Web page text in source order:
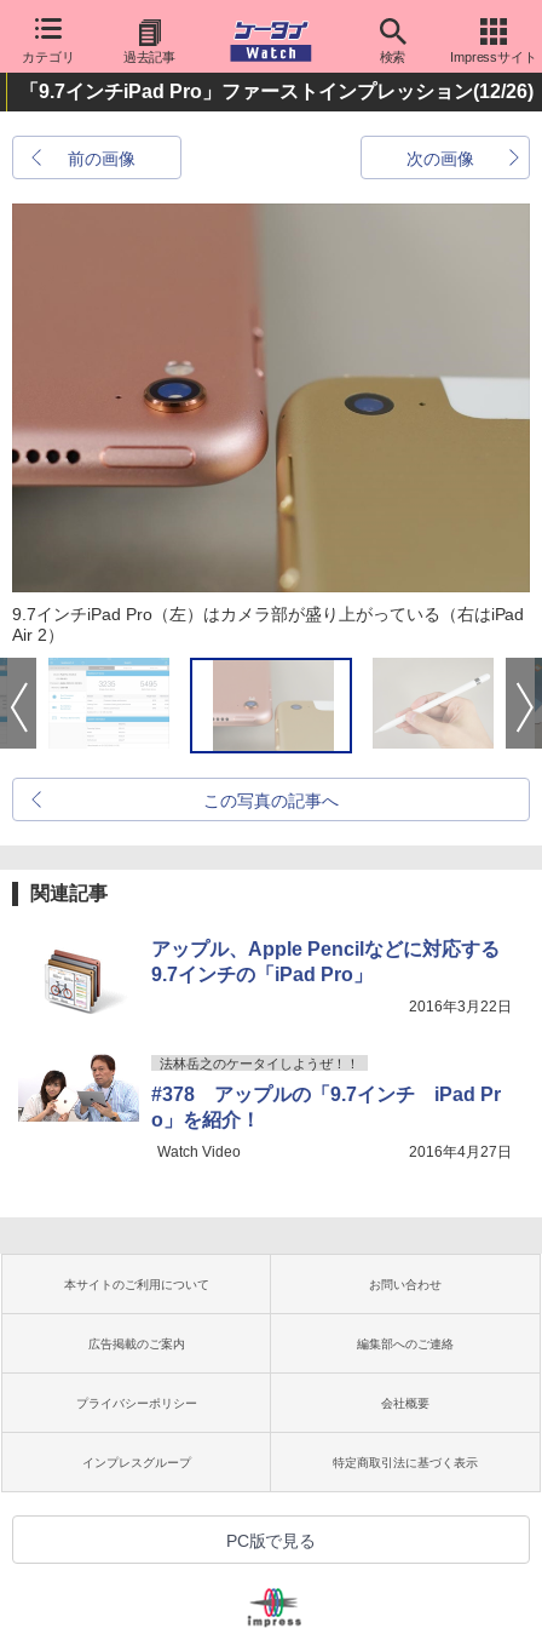
カテゴリ 過去記事 検索 Impressサイト
「9.7インチiPad Pro」ファーストインプレッション(12/26)
前の画像 次の画像
9.7インチiPad Pro（左）はカメラ部が盛り上がっている（右はiPad
Air 2）
この写真の記事へ
関連記事
アップル、Apple Pencilなどに対応する
9.7インチの「iPad Pro」
2016年3月22日
法林岳之のケータイしようぜ！！
#378 アップルの「9.7インチ iPad Pr
o」を紹介！
Watch Video 2016年4月27日
本サイトのご利用について お問い合わせ
広告掲載のご案内 編集部へのご連絡
プライバシーポリシー 会社概要
インプレスグループ 特定商取引法に基づく表示
PC版で見る